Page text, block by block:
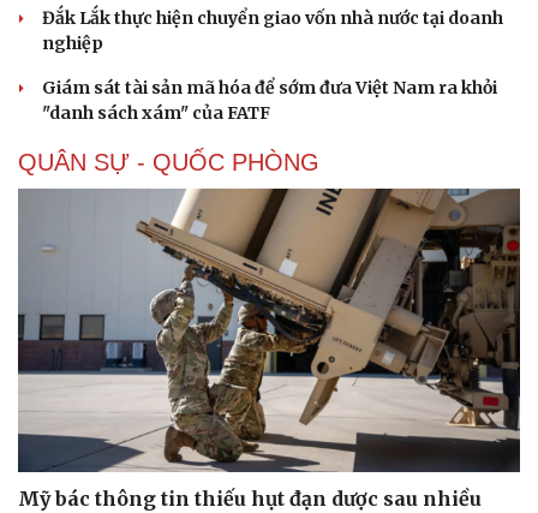
Dinh dưỡng - món ngon
Cây thuốc
Sản phụ khoa
Làm đẹp - giảm cân
Phòng mạch online
Ăn sạch sống khỏe
Đời sống
Nhà đẹp
Blog
Tình yêu - Gia đình
Đắk Lắk thực hiện chuyển giao vốn nhà nước tại doanh
nghiệp
Giám sát tài sản mã hóa để sớm đưa Việt Nam ra khỏi
"danh sách xám" của FATF
QUÂN SỰ - QUỐC PHÒNG
Mỹ bác thông tin thiếu hụt đạn dược sau nhiều